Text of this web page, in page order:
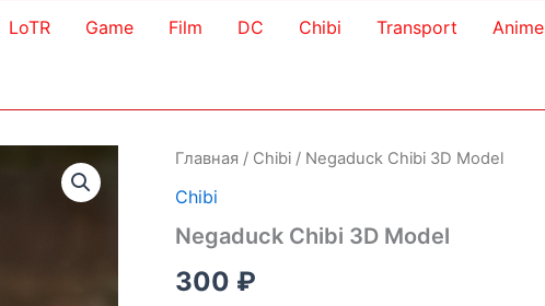
LoTR Game Film DC Chibi Transport Anime
Главная / Chibi / Negaduck Chibi 3D Model
Chibi
Negaduck Chibi 3D Model
300 ₽